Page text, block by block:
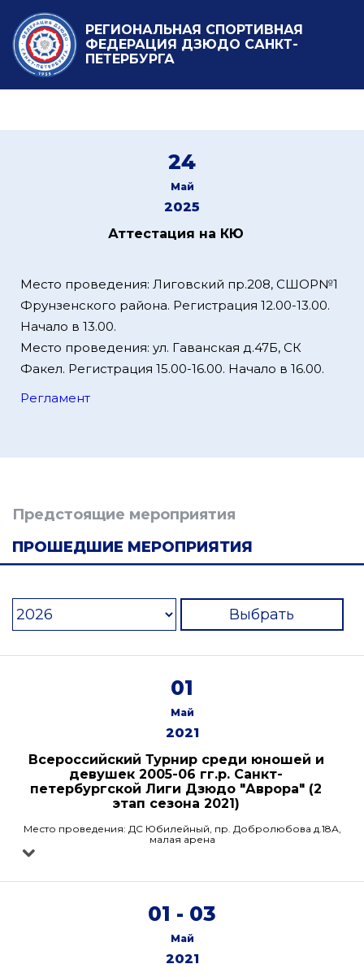
РЕГИОНАЛЬНАЯ СПОРТИВНАЯ
ФЕДЕРАЦИЯ ДЗЮДО САНКТ-
ПЕТЕРБУРГА
24
Май
2025
Аттестация на КЮ
Место проведения: Лиговский пр.208, СШОР№1
Фрунзенского района. Регистрация 12.00-13.00.
Начало в 13.00.
Место проведения: ул. Гаванская д.47Б, СК
Факел. Регистрация 15.00-16.00. Начало в 16.00.
Регламент
Предстоящие мероприятия
ПРОШЕДШИЕ МЕРОПРИЯТИЯ
Выбрать
01
Май
2021
Всероссийский Турнир среди юношей и
девушек 2005-06 гг.р. Санкт-
петербургской Лиги Дзюдо "Аврора" (2
этап сезона 2021)
Место проведения: ДС Юбилейный, пр. Добролюбова д.18А,
малая арена
01 - 03
Май
2021